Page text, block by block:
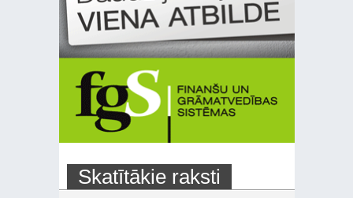
Skatītākie raksti